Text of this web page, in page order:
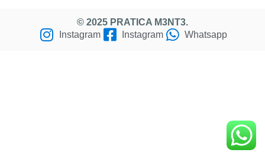
© 2025 PRATICA M3NT3.
Instagram
Instagram Whatsapp